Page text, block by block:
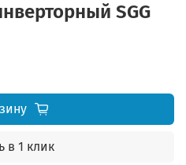
SGG
в 1 клик